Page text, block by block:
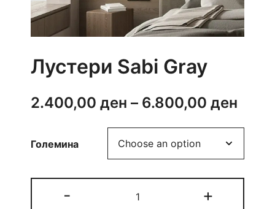
Лустери Sabi Gray
2.400,00 ден – 6.800,00 ден
Големина
-
Sabi
+